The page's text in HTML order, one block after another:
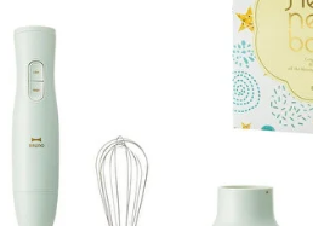
店舗一覧
CONTENTS
ランキング
キッチン
ピクニック
ランチボ
ランチ
その他